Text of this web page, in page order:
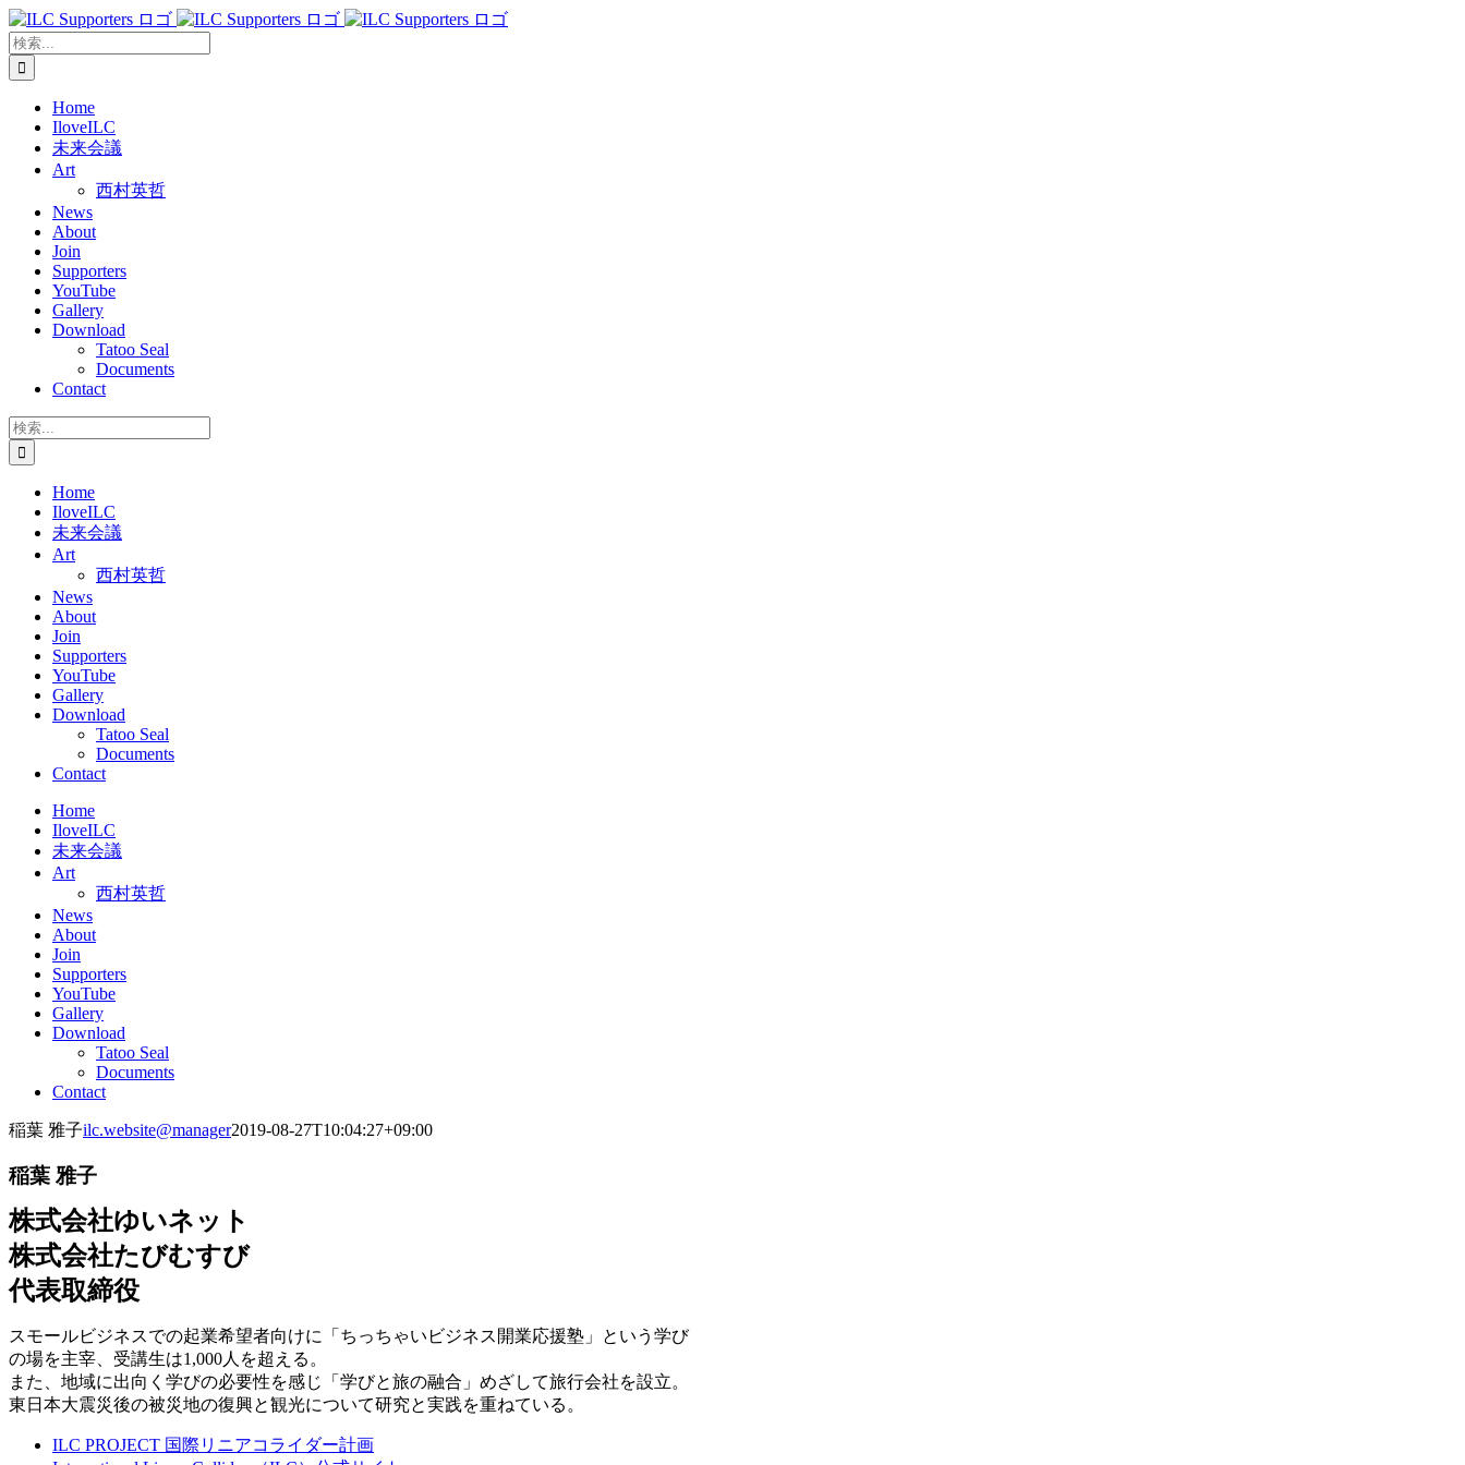
Skip
to
content
検
索
…
Home
IloveILC
未来会議
Art
西村英哲
News
About
Join
Supporters
YouTube
Gallery
Download
Tatoo Seal
Documents
Contact
検
索
…
Home
IloveILC
未来会議
Art
西村英哲
News
About
Join
Supporters
YouTube
Gallery
Download
Tatoo Seal
Documents
Contact
Home
IloveILC
未来会議
Art
西村英哲
News
About
Join
Supporters
YouTube
Gallery
Download
Tatoo Seal
Documents
Contact
稲葉 雅子ilc.website@manager2019-08-27T10:04:27+09:00
稲葉 雅子
株式会社ゆいネット
株式会社たびむすび
代表取締役
スモールビジネスでの起業希望者向けに「ちっちゃいビジネス開業応援塾」という学び
の場を主宰、受講生は1,000人を超える。
また、地域に出向く学びの必要性を感じ「学びと旅の融合」めざして旅行会社を設立。
東日本大震災後の被災地の復興と観光について研究と実践を重ねている。
ILC PROJECT 国際リニアコライダー計画